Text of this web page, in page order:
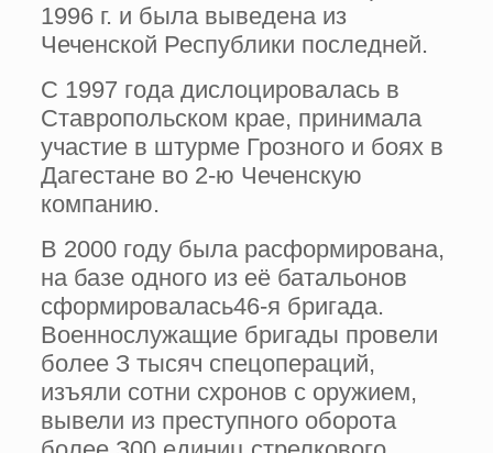
1996 г. и была выведена из
Чеченской Республики последней.
С 1997 года дислоцировалась в
Ставропольском крае, принимала
участие в штурме Грозного и боях в
Дагестане во 2-ю Чеченскую
компанию.
В 2000 году была расформирована,
на базе одного из её батальонов
сформировалась46-я бригада.
Военнослужащие бригады провели
более З тысяч спецопераций,
изъяли сотни схронов с оружием,
вывели из преступного оборота